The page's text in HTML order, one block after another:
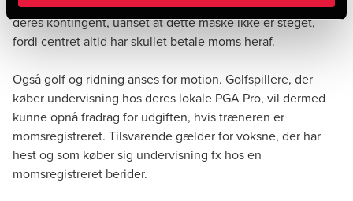
deres kontingent, uanset at dette måske ikke er steget,
fordi centret altid har skullet betale moms heraf.
Også golf og ridning anses for motion. Golfspillere, der
køber undervisning hos deres lokale PGA Pro, vil dermed
kunne opnå fradrag for udgiften, hvis træneren er
momsregistreret. Tilsvarende gælder for voksne, der har
hest og som køber sig undervisning fx hos en
momsregistreret berider.